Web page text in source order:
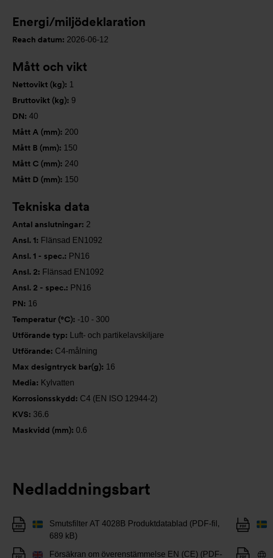
Energi/miljödeklaration
Reach datum: 2026-06-12
Mått och vikt
Nettovikt (kg): 1
Bruttovikt (kg): 9
DN: 40
Mått A (mm): 200
Mått B (mm): 150
Mått C (mm): 240
Mått D (mm): 150
Tekniska data
Antal anslutningar: 2
Ansl. 1: Flänsad EN1092
Ansl. 1 - spec.: PN16
Ansl. 2: Flänsad EN1092
Ansl. 2 - spec.: PN16
PN: 16
Temperatur (°C): -10 - 300
Utförande typ: Luft- och partikelavskiljare
Utförande: C4-målning
Max designtryck bar(g): 16
Media: Kylvatten
Korrosionsskydd: C4 (EN ISO 12944-2)
KVS: 36.6
Maskvidd (mm): 0.6
Nedladdningsbart
Smutsfilter AT 4028B Produktdatablad (PDF-fil,
689 kB)
Försäkran om överenstämmelse EN (CE) (PDF-